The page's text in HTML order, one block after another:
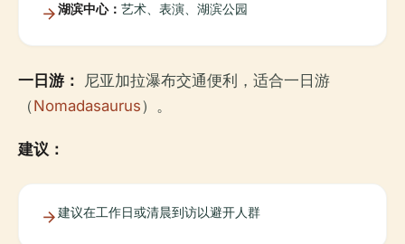
湖滨中心： 艺术、表演、湖滨公园
一日游：
尼亚加拉瀑布交通便利，适合一日游
（Nomadasaurus）。
建议：
建议在工作日或清晨到访以避开人群